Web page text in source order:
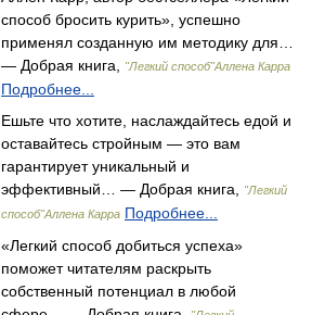
способ бросить курить», успешно
применял созданную им методику для…
— Добрая книга,
"Легкий способ"Аллена Карра
Подробнее...
Ешьте что хотите, наслаждайтесь едой и
оставайтесь стройным — это вам
гарантирует уникальный и
эффективный… — Добрая книга,
"Легкий
способ"Аллена Карра Подробнее...
«Легкий способ добиться успеха»
поможет читателям раскрыть
собственный потенциал в любой